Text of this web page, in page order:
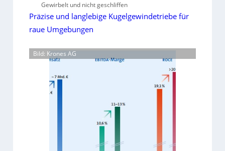
Gewirbelt und nicht geschliffen
Präzise und langlebige Kugelgewindetriebe für
raue Umgebungen
Bild: Krones AG